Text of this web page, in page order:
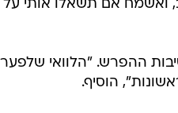
ואשמח אם תשאלו אותי על
ההפרש. "הלוואי שלפער
הוסיף.